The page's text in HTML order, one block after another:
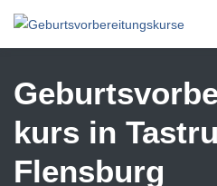
kurs in
Flensburg